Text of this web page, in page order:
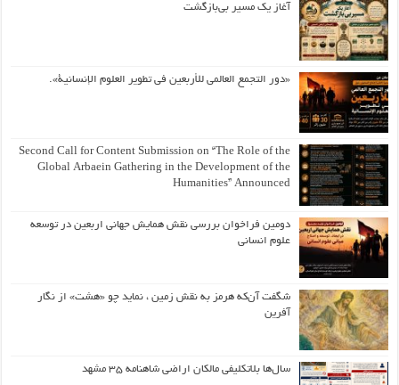
آغاز یک مسیر بی‌بازگشت
«دور التجمع العالمي للأربعين في تطوير العلوم الإنسانية».
Second Call for Content Submission on “The Role of the
Global Arbaein Gathering in the Development of the
Humanities” Announced
دومین فراخوان بررسی نقش همایش جهانی اربعین در توسعه
علوم انسانی
شگفت آن‌که هرمز به نقش زمین ، نماید چو «هشت» از نگار
آفرین
سال‌ها بلاتکلیفی مالکان اراضی شاهنامه ۳۵ مشهد